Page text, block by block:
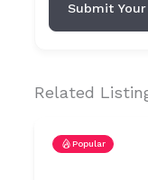
Submit Your
Related
Popular